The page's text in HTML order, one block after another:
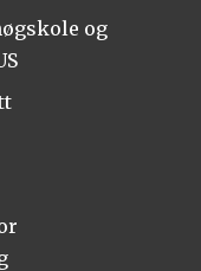
og